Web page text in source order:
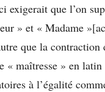
exigerait que l’on
» et « Madame
que la
« maîtresse » en
à l’égalité